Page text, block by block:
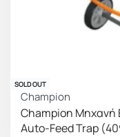
SOLD OUT
Champion
Champion Μηχανή
Auto-Feed Trap